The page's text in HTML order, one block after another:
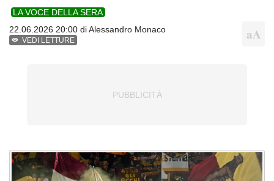
LA VOCE DELLA SERA
22.06.2026 20:00 diAlessandro Monaco
VEDI LETTURE